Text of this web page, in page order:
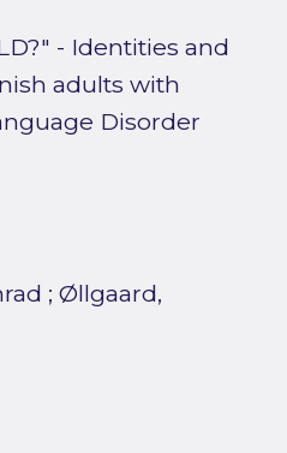
- Identities and
adults with
Disorder
; Øllgaard,